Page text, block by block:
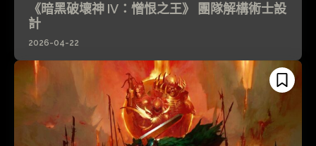
《暗黑破壞神 IV：憎恨之王》 團隊解構術士設
計
2026-04-22